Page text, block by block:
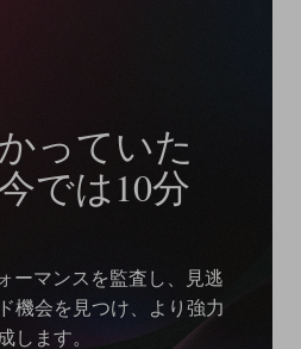
っていた
では10分
ーマンスを監査し、見逃
機会を見つけ、より強力
します。